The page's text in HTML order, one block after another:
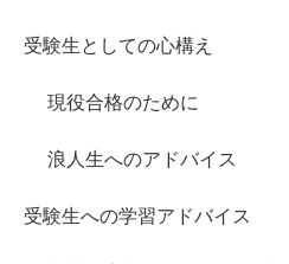
受験生としての心構え
現役合格のために
浪人生へのアドバイス
受験生への学習アドバイス